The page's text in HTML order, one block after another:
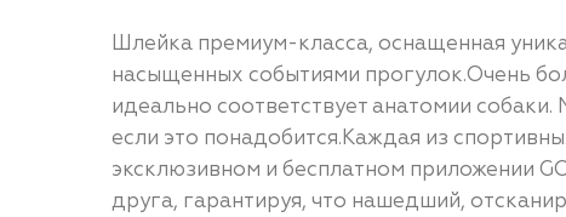
Шлейка премиум-класса, оснащенная
насыщенных событиями прогулок.Очень
идеально соответствует анатомии
если это понадобится.Каждая из
эксклюзивном и бесплатном приложении
друга, гарантируя, что нашедший,